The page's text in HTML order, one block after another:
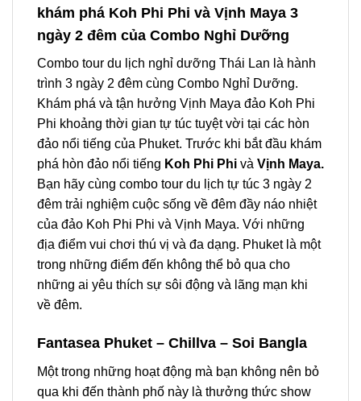
khám phá Koh Phi Phi và Vịnh Maya 3
ngày 2 đêm của Combo Nghỉ Dưỡng
Combo tour du lịch nghỉ dưỡng Thái Lan là hành
trình 3 ngày 2 đêm cùng Combo Nghỉ Dưỡng.
Khám phá và tận hưởng Vịnh Maya đảo Koh Phi
Phi khoảng thời gian tự túc tuyệt vời tại các hòn
đảo nổi tiếng của Phuket. Trước khi bắt đầu khám
phá hòn đảo nổi tiếng Koh Phi Phi và Vịnh Maya.
Bạn hãy cùng combo tour du lịch tự túc 3 ngày 2
đêm trải nghiệm cuộc sống về đêm đầy náo nhiệt
của đảo Koh Phi Phi và Vịnh Maya. Với những
địa điểm vui chơi thú vị và đa dạng. Phuket là một
trong những điểm đến không thể bỏ qua cho
những ai yêu thích sự sôi động và lãng mạn khi
về đêm.
Fantasea Phuket – Chillva – Soi Bangla
Một trong những hoạt động mà bạn không nên bỏ
qua khi đến thành phố này là thưởng thức show